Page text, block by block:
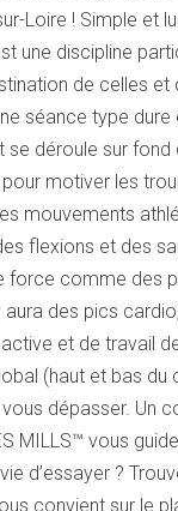
Loire ! Simple et
une discipline
de celles et
séance type dure
se déroule sur fond
motiver les
mouvements
flexions et des
force comme des
des pics cardio,
et de travail
(haut et bas du
dépasser. Un
MILLS™ vous
d’essayer ?
convient sur le